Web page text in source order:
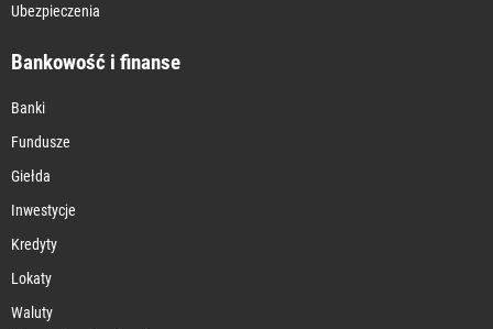
Ubezpieczenia
Bankowość i finanse
Banki
Fundusze
Giełda
Inwestycje
Kredyty
Lokaty
Waluty